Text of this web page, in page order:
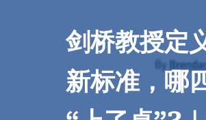
剑桥教授定
新标准，哪